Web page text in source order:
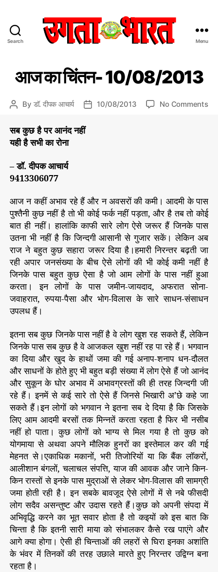
Search
ता
भा
त
त्र
Menu
e
r
i
s
त
न
आज का चिंतन- 10/08/2013
P
s
t
a
t
h
r
By डॉ. दीपक आचार्य
P 10/08/2013 No Commentso
1
0
/
8
/
2
0
1
3
सब कुछ है पर आनंद नहीं
यही है सभी का रोना
– डॉ. दीपक आचार्य
9413306077
आज न कहीं अभाव रहे हैं और न अवसरों की कमी। आदमी के पास
पुश्तैनी कुछ नहीं है तो भी कोई फर्क नहीं पड़ता, और है तब तो कोई
बात ही नहीं। हालांकि काफी सारे लोग ऐसे जरूर हैं जिनके पास
उतना भी नहीं है कि जिन्दगी आसानी से गुजार सकें। लेकिन अब
राज ने बहुत कुछ सहारा जरूर दिया है।हमारी निरन्तर बढ़ती जा
रही अपार जनसंख्या के बीच ऐसे लोगों की भी कोई कमी नहीं है
जिनके पास बहुत कुछ ऐसा है जो आम लोगों के पास नहीं हुआ
करता। इन लोगों के पास जमीन-जायदाद, अफरात सोना-
जवाहरात, रुपया-पैसा और भोग-विलास के सारे साधन-संसाधन
उपलध हैं।
इतना सब कुछ जिनके पास नहीं है वे लोग खुश रह सकते हैं, लेकिन
जिनके पास सब कुछ है वे आजकल खुश नहीं रह पा रहे हैं। भगवान
का दिया और खुद के हाथों जमा की गई अनाप-शनाप धन-दौलत
और साधनों के होते हुए भी बहुत बड़ी संख्या में लोग ऐसे हैं जो आनंद
और सुकून के घोर अभाव में अभावग्रस्तों की ही तरह जिन्दगी जी
रहे हैं। इनमें से कई सारे तो ऐसे हैं जिनसे भिखारी अ’छे कहे जा
सकते हैं।इन लोगों को भगवान ने इतना सब दे दिया है कि जिसके
लिए आम आदमी बरसों तक मिन्नतें करता रहता है फिर भी नसीब
नहीं हो पाता। कुछ लोगों को भाग्य से मिल गया है तो कुछ को
योगमाया से अथवा अपने मौलिक हुनरों का इस्तेमाल कर की गई
मेहनत से।एकाधिक मकानों, भरी तिजोरियों या कि बैंक लॉकरों,
आलीशान बंगलों, चलाचल संपत्ति, याज की आवक और जाने किन-
किन रास्तों से इनके पास मुद्राओं से लेकर भोग-विलास की सामग्री
जमा होती रही है। इन सबके बावजूद ऐसे लोगों में से नबे फीसदी
लोग सदैव असन्तुष्ट और उदास रहते हैं।कुछ को अपनी संपदा में
अभिवृद्धि करने का भूत सवार होता है तो कइयों को इस बात कि
चिन्ता है कि इतनी सारी माया को संभालकर कैसे रख पाएंगे और
आगे क्या होगा। ऐसी ही चिन्ताओं की लहरों से घिरा इनका अशांति
के भंवर में तिनकों की तरह उछाले मारते हुए निरन्तर उद्विग्न बना
रहता है।